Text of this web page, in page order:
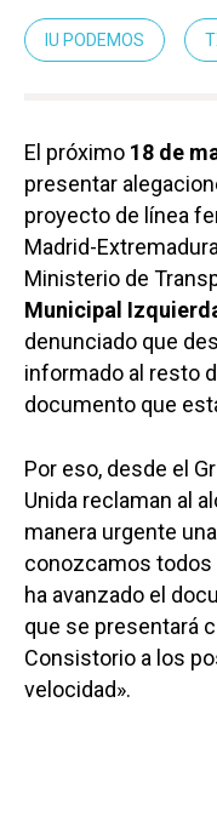
IU PODEMOS
El próximo 18 de
presentar
proyecto de línea
Madrid-
Ministerio de
Municipal
denunciado que
informado al resto
documento que
Por eso, desde el
Unida reclaman al
manera urgente
conozcamos
ha avanzado el
que se presentará
Consistorio a los
velocidad».